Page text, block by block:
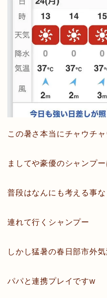
この暑さ本当にチャウチ
ましてや豪優のシャンプ
普段はなんにも考える事な
連れて行くシャンプー
しかし猛暑の春日部市外気
パパと連携プレイですw